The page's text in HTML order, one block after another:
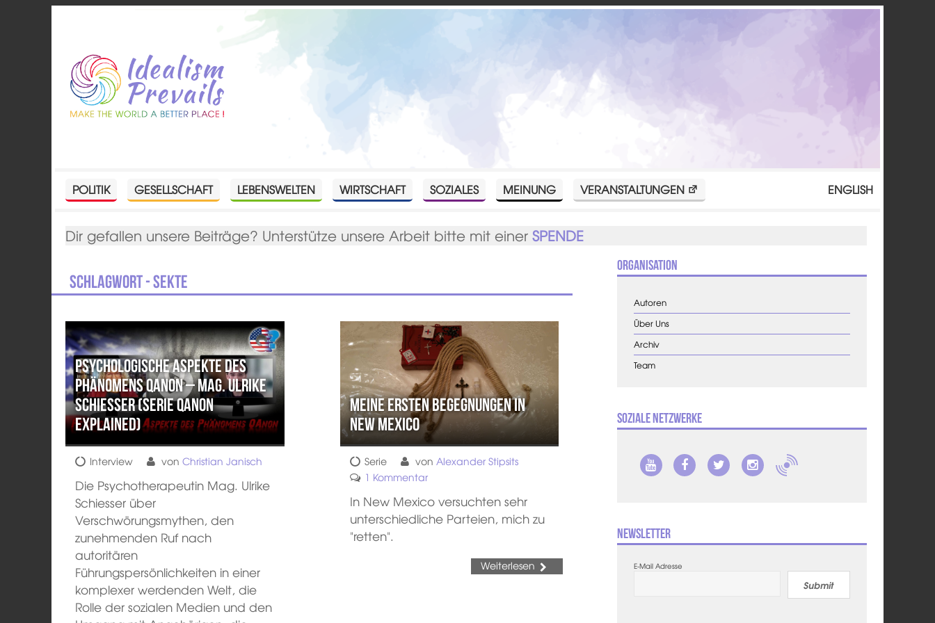
POLITIK GESELLSCHAFT LEBENSWELTEN WIRTSCHAFT SOZIALES MEINUNG VERANSTALTUNGEN ENGLISH
Dir gefallen unsere Beiträge? Unterstütze unsere Arbeit bitte mit einerSPENDE
Schlagwort - Sekte
Psychologische Aspekte des
Phänomens QAnon – Mag. Ulrike
Schiesser (Serie QAnon
Explained)
Interview vonChristian Janisch
Die Psychotherapeutin Mag. Ulrike
Schiesser über
Verschwörungsmythen, den
zunehmenden Ruf nach
autoritären
Führungspersönlichkeiten in einer
komplexer werdenden Welt, die
Rolle der sozialen Medien und den
Meine ersten Begegnungen in
New Mexico
Serie von Alexander Stipsits
1 Kommentar
In New Mexico versuchten sehr
unterschiedliche Parteien, mich zu
"retten".
Weiterlesen
Organisation
Autoren
Über Uns
Archiv
Team
Soziale Netzwerke
Newsletter
E-Mail Adresse
Submit